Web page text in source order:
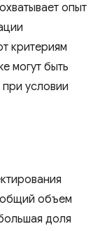
опыт
критериям
могут быть
условии
общий объем
доля